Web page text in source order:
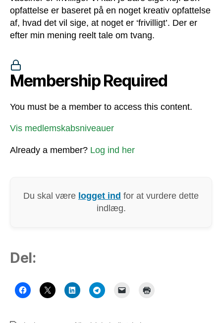
opfattelse er baseret på en noget kreativ opfattelse
af, hvad det vil sige, at noget er ‘frivilligt’. Der er
efter min mening reelt tale om tvang.
Membership Required
You must be a member to access this content.
Vis medlemskabsniveauer
Already a member? Log ind her
Du skal være logget ind for at vurdere dette
indlæg.
Del: